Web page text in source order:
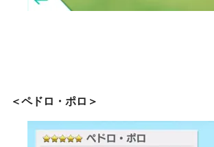
＜ペドロ・ポロ＞